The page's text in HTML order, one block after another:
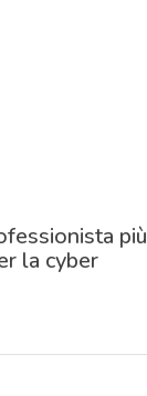
più
la cyber